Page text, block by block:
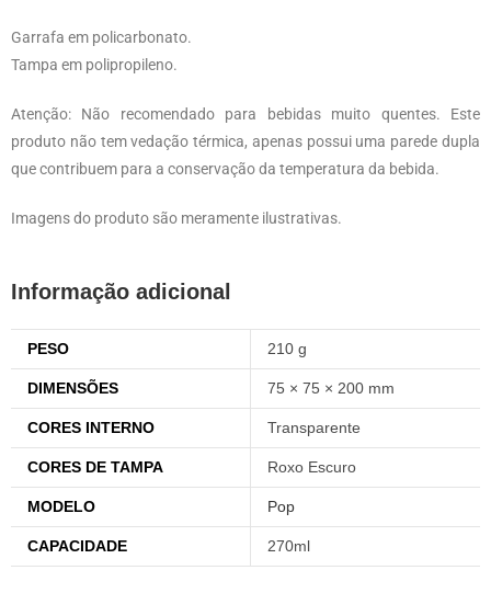
Garrafa em policarbonato.
Tampa em polipropileno.
Atenção: Não recomendado para bebidas muito quentes. Este
produto não tem vedação térmica, apenas possui uma parede dupla
que contribuem para a conservação da temperatura da bebida.
Imagens do produto são meramente ilustrativas.
Informação adicional
PESO 210 g
DIMENSÕES 75 × 75 × 200 mm
CORES INTERNO Transparente
CORES DE TAMPA Roxo Escuro
MODELO Pop
CAPACIDADE 270ml